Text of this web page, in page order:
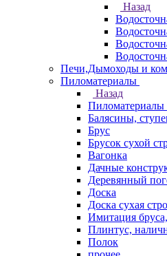
Назад
Печи,Дымоходы и
Пиломатериалы
Назад
Пиломатериалы
Балясины,
Брус
Брусок сухой
Вагонка
Дачные
Деревянный
Доска
Доска сухая
Имитация
Плинтус,
Полок